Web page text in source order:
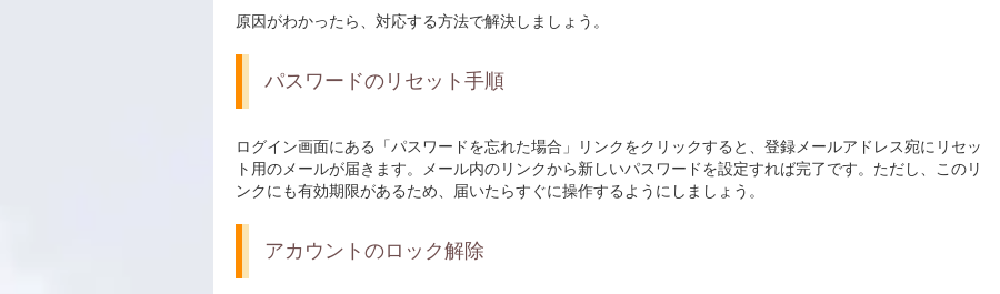
原因がわかったら、対応する方法で解決しましょう。
パスワードのリセット手順
ログイン画面にある「パスワードを忘れた場合」リンクをクリックすると、登録メールアドレス宛にリセッ
ト用のメールが届きます。メール内のリンクから新しいパスワードを設定すれば完了です。ただし、このリ
ンクにも有効期限があるため、届いたらすぐに操作するようにしましょう。
アカウントのロック解除